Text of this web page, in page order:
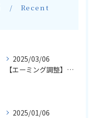
Recent
2025/03/06
【エーミング調整】輸入車のフロントガラス交換とエーミングについて
2025/01/06